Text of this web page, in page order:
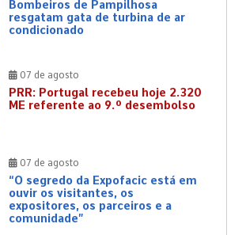
Bombeiros de Pampilhosa
resgatam gata de turbina de ar
condicionado
07 de agosto
PRR: Portugal recebeu hoje 2.320
ME referente ao 9.º desembolso
07 de agosto
“O segredo da Expofacic está em
ouvir os visitantes, os
expositores, os parceiros e a
comunidade”